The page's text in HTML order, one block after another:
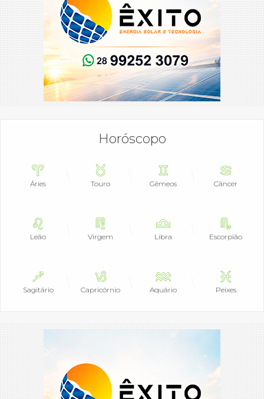
Horóscopo
Áries Touro Gêmeos Câncer
Leão Virgem Libra Escorpião
Sagitário Capricórnio Aquário Peixes